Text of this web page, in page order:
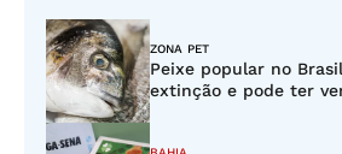
ZONA PET
Peixe popular no
extinção e pode ter